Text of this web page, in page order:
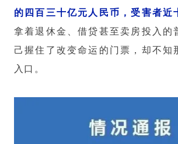
的四百三十亿元人民币，受害者近
拿着退休金、借贷甚至卖房投入的
己握住了改变命运的门票，却不知
入口。